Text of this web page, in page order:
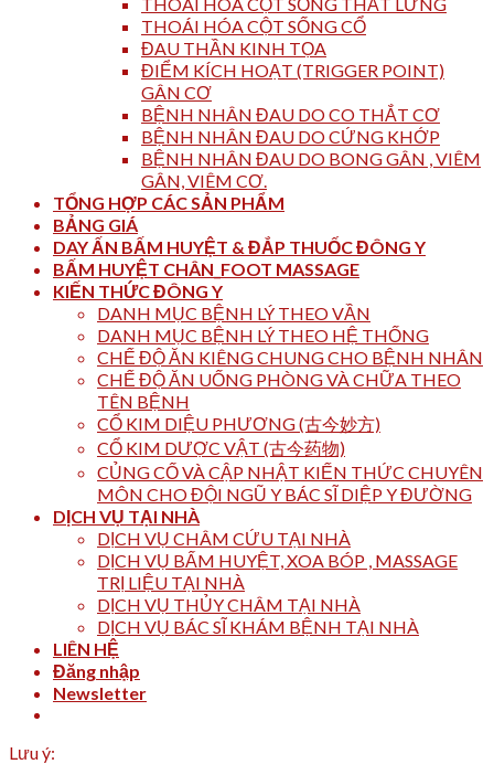
THOÁI HÓA CỘT SỐNG CỔ
ĐAU THẦN KINH TỌA
ĐIỂM KÍCH HOẠT (TRIGGER POINT)
GÂN CƠ
BỆNH NHÂN ĐAU DO CO THẮT CƠ
BỆNH NHÂN ĐAU DO CỨNG KHỚP
BỆNH NHÂN ĐAU DO BONG GÂN , VIÊM
GÂN, VIÊM CƠ.
TỔNG HỢP CÁC SẢN PHẨM
BẢNG GIÁ
DAY ẤN BẤM HUYỆT & ĐẮP THUỐC ĐÔNG Y
BẤM HUYỆT CHÂN_FOOT MASSAGE
KIẾN THỨC ĐÔNG Y
DANH MỤC BỆNH LÝ THEO VẦN
DANH MỤC BỆNH LÝ THEO HỆ THỐNG
CHẾ ĐỘ ĂN KIÊNG CHUNG CHO BỆNH NHÂN
CHẾ ĐỘ ĂN UỐNG PHÒNG VÀ CHỮA THEO
TÊN BỆNH
CỔ KIM DIỆU PHƯƠNG (古今妙方)
CỔ KIM DƯỢC VẬT (古今药物)
CỦNG CỐ VÀ CẬP NHẬT KIẾN THỨC CHUYÊN
MÔN CHO ĐỘI NGŨ Y BÁC SĨ DIỆP Y ĐƯỜNG
DỊCH VỤ TẠI NHÀ
DỊCH VỤ CHÂM CỨU TẠI NHÀ
DỊCH VỤ BẤM HUYỆT, XOA BÓP , MASSAGE
TRỊ LIỆU TẠI NHÀ
DỊCH VỤ THỦY CHÂM TẠI NHÀ
DỊCH VỤ BÁC SĨ KHÁM BỆNH TẠI NHÀ
LIÊN HỆ
Đăng nhập
Newsletter
Lưu ý: